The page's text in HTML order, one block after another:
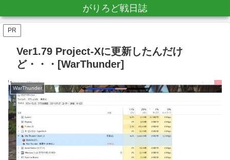
がりろど戦日誌
PR
Ver1.79 Project-Xに更新したんだけ
ど・・・[WarThunder]
WarThunder